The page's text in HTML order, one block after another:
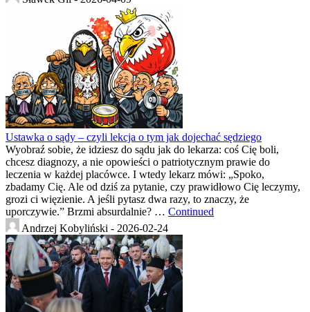
Ustawka o sądy – czyli lekcja o tym jak dojechać sędziego
Wyobraź sobie, że idziesz do sądu jak do lekarza: coś Cię boli,
chcesz diagnozy, a nie opowieści o patriotycznym prawie do
leczenia w każdej placówce. I wtedy lekarz mówi: „Spoko,
zbadamy Cię. Ale od dziś za pytanie, czy prawidłowo Cię leczymy,
grozi ci więzienie. A jeśli pytasz dwa razy, to znaczy, że
uporczywie.” Brzmi absurdalnie? … Continued
Andrzej Kobyliński - 2026-02-24